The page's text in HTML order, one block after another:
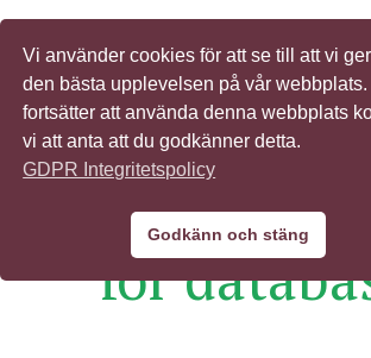
Skapa
för
Vi använder cookies för att se till att vi
den bästa upplevelsen på vår webbplats.
fortsätter att använda denna webbplats
vi att anta att du godkänner detta.
GDPR Integritetspolicy
Godkänn och stäng